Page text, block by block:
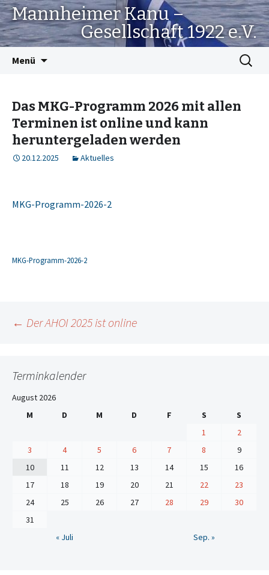
Mannheimer Kanu –
Gesellschaft 1922 e.V.
Menü
Suchen
nach:
Das MKG-Programm 2026 mit allen
Terminen ist online und kann
heruntergeladen werden
20.12.2025 Aktuelles
MKG-Programm-2026-2
MKG-Programm-2026-2
Beitrags-
← Der AHOI 2025 ist online
Terminkalender
August 2026
M
D M D F S
S
1
2
3
4 5 6 7 8
9
10
11 12 13 14 15
16
17
18 19 20 21 22
23
24
25 26 27 28 29
30
31
« Juli
Sep. »